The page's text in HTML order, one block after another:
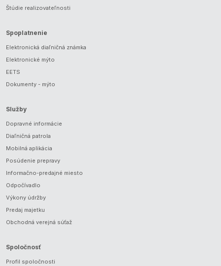
Štúdie realizovateľnosti
Spoplatnenie
Elektronická diaľničná známka
Elektronické mýto
EETS
Dokumenty - mýto
Služby
Dopravné informácie
Diaľničná patrola
Mobilná aplikácia
Posúdenie prepravy
Informačno-predajné miesto
Odpočívadlo
Výkony údržby
Predaj majetku
Obchodná verejná súťaž
Spoločnosť
Profil spoločnosti